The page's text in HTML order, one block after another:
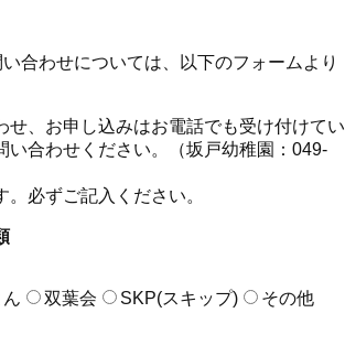
合わせについては、以下のフォームより
せ、お申し込みはお電話でも受け付けてい
い合わせください。（坂戸幼稚園：049-
必ずご記入ください。
ん 双葉会 SKP(スキップ)
その他